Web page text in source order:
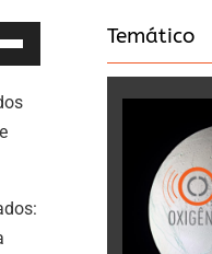
Temático